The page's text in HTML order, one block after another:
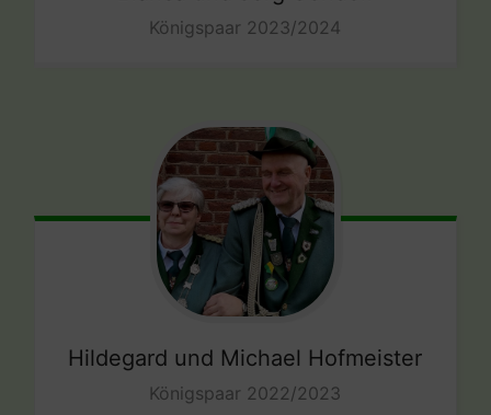
Königspaar 2023/2024
Hildegard und Michael Hofmeister
Königspaar 2022/2023